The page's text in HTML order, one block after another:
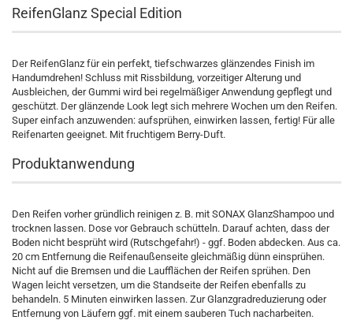
ReifenGlanz Special Edition
Der ReifenGlanz für ein perfekt, tiefschwarzes glänzendes Finish im
Handumdrehen! Schluss mit Rissbildung, vorzeitiger Alterung und
Ausbleichen, der Gummi wird bei regelmäßiger Anwendung gepflegt und
geschützt. Der glänzende Look legt sich mehrere Wochen um den Reifen.
Super einfach anzuwenden: aufsprühen, einwirken lassen, fertig! Für alle
Reifenarten geeignet. Mit fruchtigem Berry-Duft.
Produktanwendung
Den Reifen vorher gründlich reinigen z. B. mit SONAX GlanzShampoo und
trocknen lassen. Dose vor Gebrauch schütteln. Darauf achten, dass der
Boden nicht besprüht wird (Rutschgefahr!) - ggf. Boden abdecken. Aus ca.
20 cm Entfernung die Reifenaußenseite gleichmäßig dünn einsprühen.
Nicht auf die Bremsen und die Laufflächen der Reifen sprühen. Den
Wagen leicht versetzen, um die Standseite der Reifen ebenfalls zu
behandeln. 5 Minuten einwirken lassen. Zur Glanzgradreduzierung oder
Entfernung von Läufern ggf. mit einem sauberen Tuch nacharbeiten.